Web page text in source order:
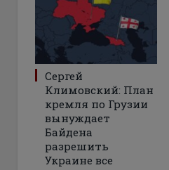
Сергей
Климовский: План
кремля по Грузии
вынуждает
Байдена
разрешить
Украине все